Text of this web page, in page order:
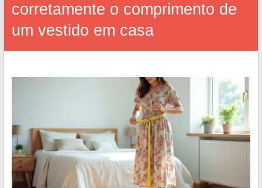
corretamente o comprimento de
um vestido em casa